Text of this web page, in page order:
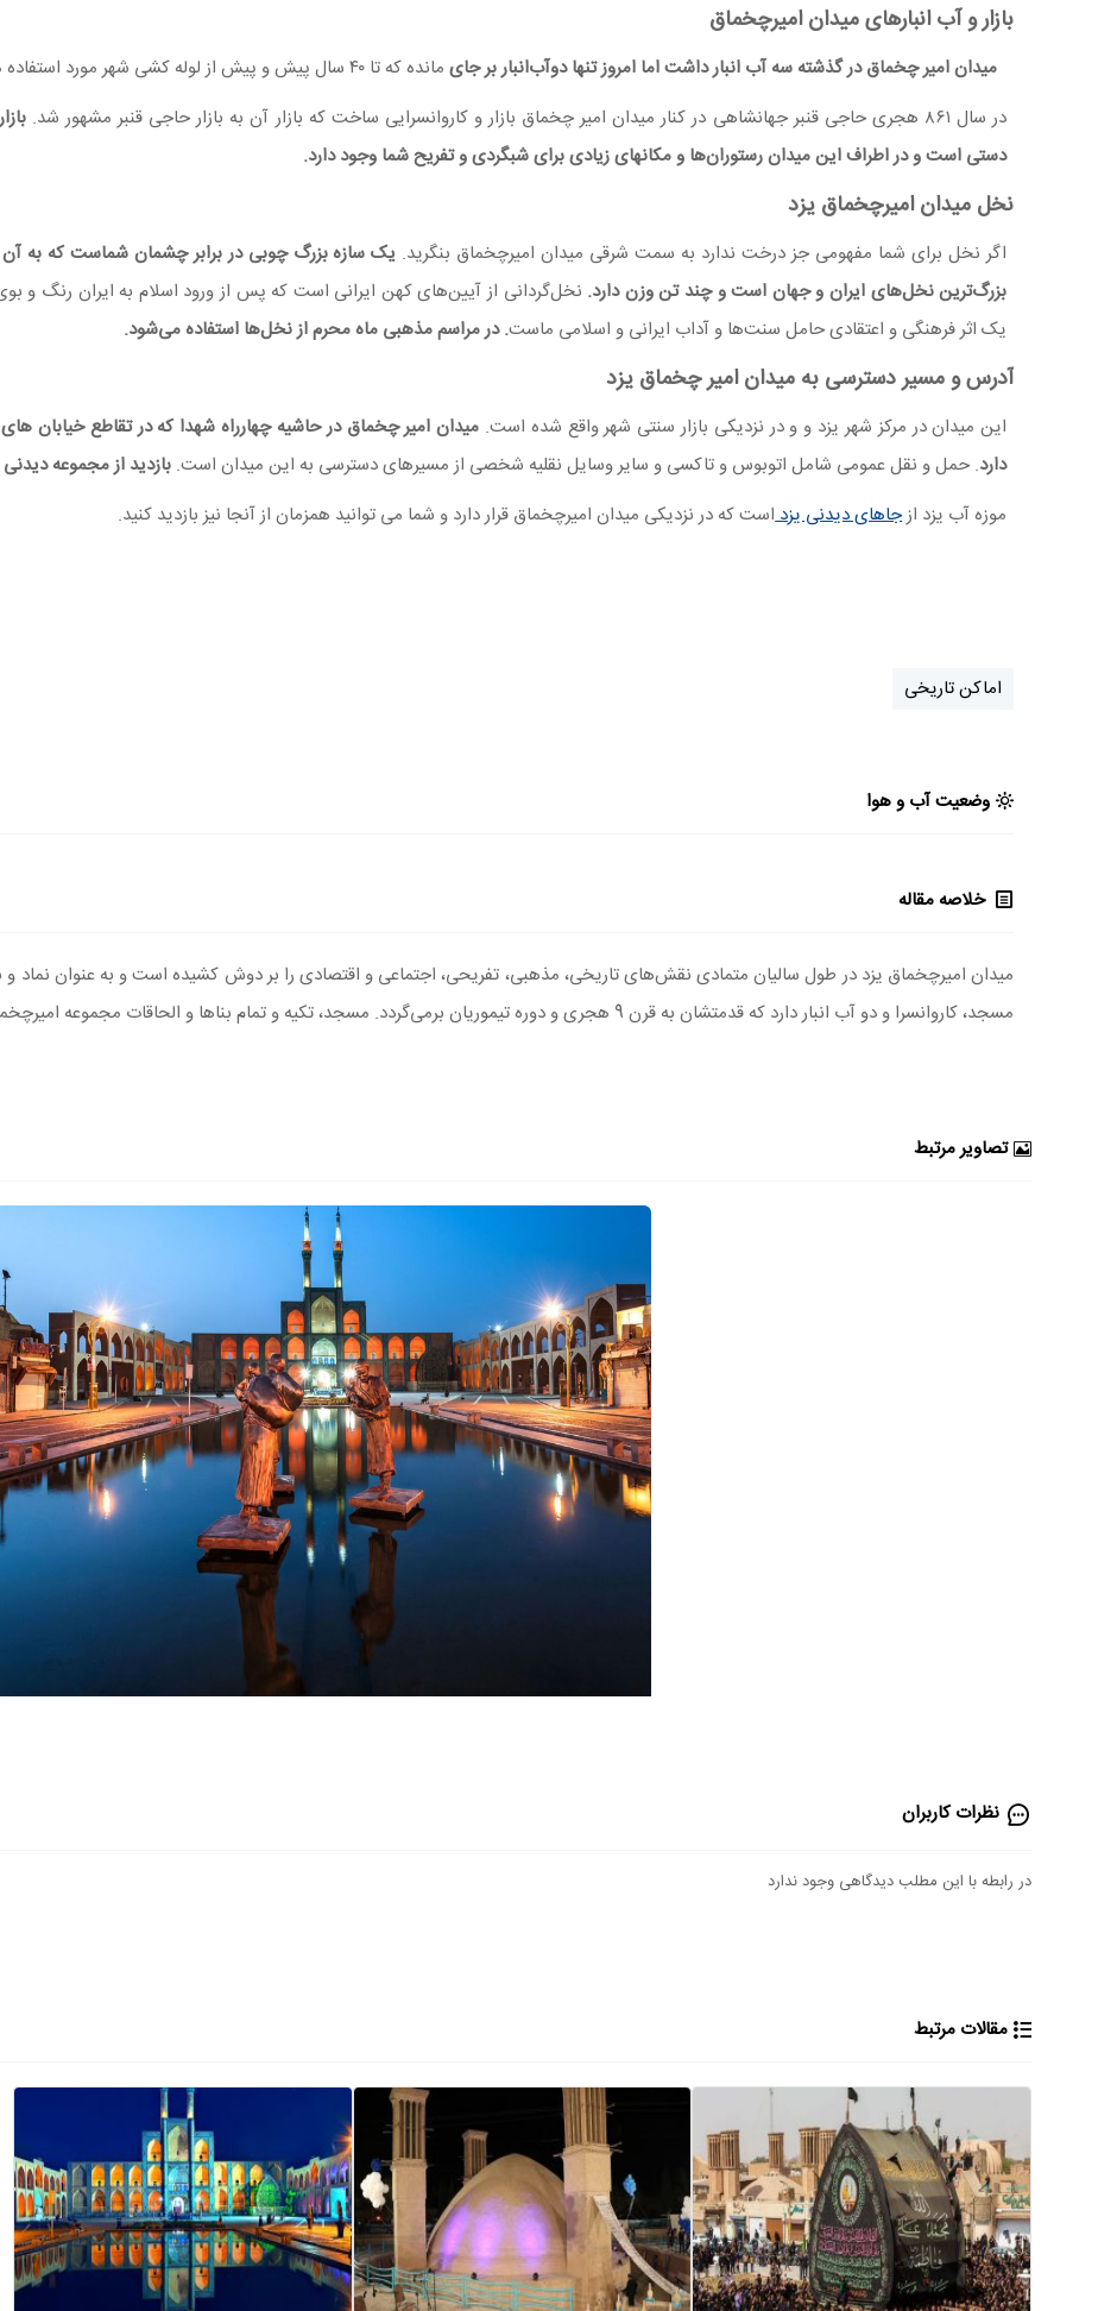
بازار و آب انبارهای میدان امیرچخماق
میدان امیر چخماق در گذشته سه آب انبار داشت اما امروز تنها دوآب‌انبار بر جایمانده که تا ۴۰ سال پیش و پیش از لوله کشی شهر مورد استفاده مردم بود.
در سال ۸۶۱ هجری حاجی قنبر جهانشاهی در کنار میدان امیر چخماق بازار و کاروانسرایی ساخت که بازار آن به بازار حاجی قنبر مشهور شد.
دستی است و در اطراف این میدان رستوران‌ها و مکانهای زیادی برای شبگردی و تفریح شما وجود دارد.
نخل میدان امیرچخماق یزد
اگر نخل برای شما مفهومی جز درخت ندارد به سمت شرقی میدان امیرچخماق بنگرید.
بزرگ‌ترین نخل‌های ایران و جهان است و چند تن وزن دارد. نخل‌گردانی از آیین‌های کهن ایرانی است که پس از ورود اسلام به ایران رنگ
یک اثر فرهنگی و اعتقادی حامل سنت‌ها و آداب ایرانی و اسلامی ماست.در مراسم مذهبی ماه محرم از نخل‌ها استفاده می‌شود.
آدرس و مسیر دسترسی به میدان امیر چخماق یزد
این میدان در مرکز شهر یزد و و در نزدیکی بازار سنتی شهر واقع شده است. میدان امیر چخماق در حاشیه چهارراه شهدا که در تقاطع خیابان
دارد. حمل و نقل عمومی شامل اتوبوس و تاکسی و سایر وسایل نقلیه شخصی از مسیرهای دسترسی به این میدان است. بازدید از مجموعه
موزه آب یزد ازجاهای دیدنی یزداست که در نزدیکی میدان امیرچخماق قرار دارد و شما می توانید همزمان از آنجا نیز بازدید کنید.
اماکن تاریخی
وضعیت آب و هوا
خلاصه مقاله
میدان امیرچخماق یزد در طول سالیان متمادی نقش‌های تاریخی، مذهبی، تفریحی، اجتماعی و اقتصادی را بر دوش کشیده است و به عنوان نماد و
مسجد، کاروانسرا و دو آب انبار دارد که قدمتشان به قرن 9 هجری و دوره تیموریان برمی‌گردد. مسجد، تکیه و تمام بناها و الحاقات مجموعه امیرچخماق به ثبت آثار ملی ایران رسیده است.
تصاویر مرتبط
نظرات کاربران
در رابطه با این مطلب دیدگاهی وجود ندارد
مقالات مرتبط